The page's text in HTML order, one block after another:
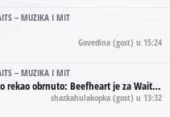
– MUZIKA I MIT
Govedina (gost) u 15:24
– MUZIKA I MIT
Beefheart je za Waitsa, isto sto i Hendrix za Lenny Kravitza
shazkahulakopka (gost) u 13:32